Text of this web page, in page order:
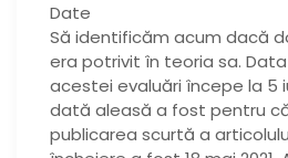
Date
Să identificăm acum dacă
era potrivit în teoria sa.
acestei evaluări începe la 5
dată aleasă a fost pentru
publicarea scurtă a